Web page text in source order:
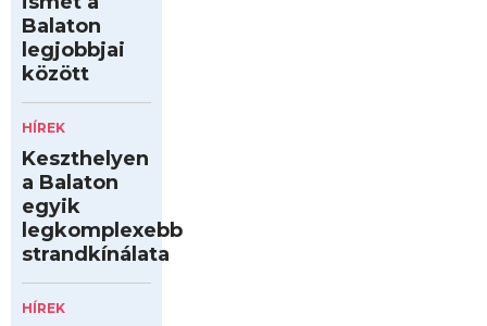
Balaton
legjobbjai
között
HÍREK
Keszthelyen
a Balaton
egyik
legkomplexebb
strandkínálata
HÍREK